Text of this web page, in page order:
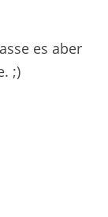
es aber
;)